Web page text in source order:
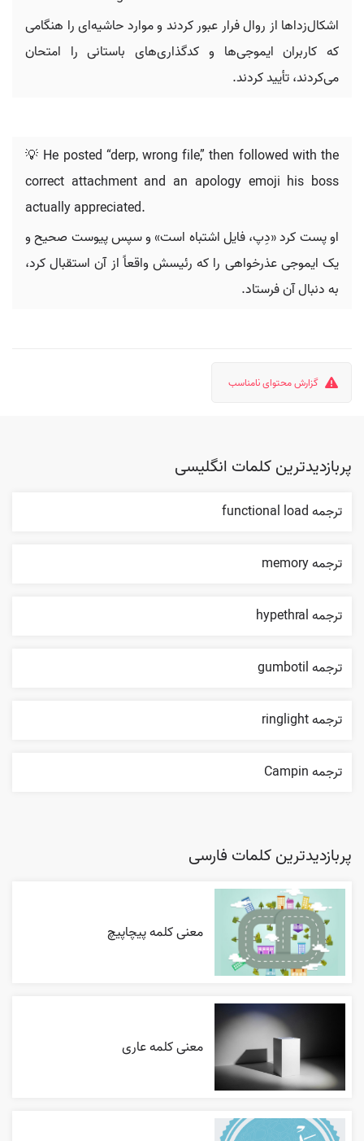
اشکال‌زداها از روال فرار عبور کردند و موارد حاشیه‌ای را هنگامی
که کاربران ایموجی‌ها و کدگذاری‌های باستانی را امتحان
می‌کردند، تأیید کردند.
💡 He posted “derp, wrong file,” then followed with the
correct attachment and an apology emoji his boss
actually appreciated.
او پست کرد «دِپ، فایل اشتباه است» و سپس پیوست صحیح و
یک ایموجی عذرخواهی را که رئیسش واقعاً از آن استقبال کرد،
به دنبال آن فرستاد.
گزارش محتوای نامناسب
پربازدیدترین کلمات انگلیسی
ترجمه functional load
ترجمه memory
ترجمه hypethral
ترجمه gumbotil
ترجمه ringlight
ترجمه Campin
پربازدیدترین کلمات فارسی
معنی کلمه پیچاپیچ
معنی کلمه عاری